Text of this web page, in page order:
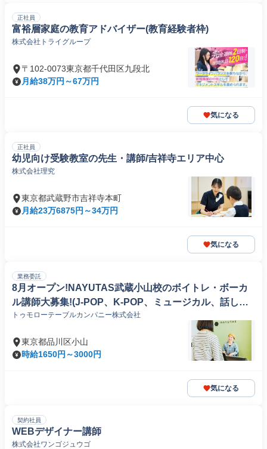
正社員
富裕層家庭の教育アドバイザー(教育経験者枠)
株式会社トライグループ
〒102-0073東京都千代田区九段北
月給38万円～67万円
気になる
正社員
幼児向け受験教室の先生・講師/吉祥寺エリア中心
株式会社理究
東京都武蔵野市吉祥寺本町
月給23万6875円～34万円
気になる
業務委託
8月オープン!NAYUTAS武蔵小山校のボイトレ・ボーカ
ル講師大募集!(J-POP、K-POP、ミュージカル、話し
方、弾き語りetc)
トゥモローテーブルカンパニー株式会社
東京都品川区小山
時給1650円～3000円
気になる
契約社員
WEBデザイナー講師
株式会社ワンゴジュウゴ